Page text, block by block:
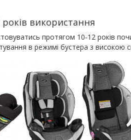
років використання
протягом 10-12 років
в режимі бустера з високою